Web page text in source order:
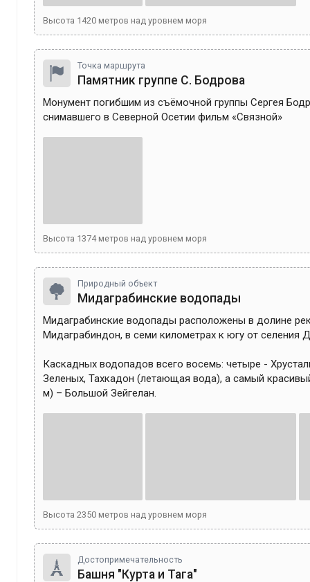
Высота 1420 метров над уровнем моря
Точка маршрута
Памятник группе С. Бодрова
Монумент погибшим из съёмочной группы Сергея
снимавшего в Северной Осетии фильм «Связной»
Высота 1374метров над уровнем моря
Природный объект
Мидаграбинские водопады
Мидаграбинские водопады расположены в долине
Мидаграбиндон, в семи километрах к югу от селения
Каскадных водопадов всего восемь: четыре -
Зеленых, Тахкадон (летающая вода), а самый
м) – Большой Зейгелан.
Высота 2350 метров над уровнем моря
Достопримечательность
Башня "Курта и Тага"